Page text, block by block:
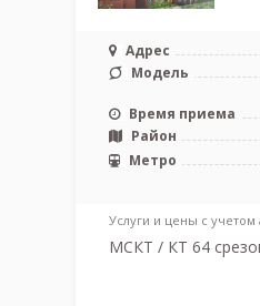
Адрес
Модель
Время приема
Район
Метро
Услуги и цены с учетом
МСКТ / КТ 64